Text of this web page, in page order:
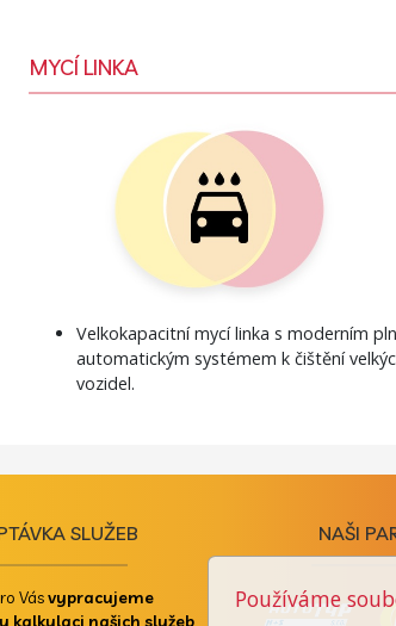
Používáme
MYCÍ LINKA
Velkokapacitní mycí linka s moderním
automatickým systémem k čištění
vozidel.
SLUŽEB
Vásvypracujeme
kalkulaci našich služeb.
NAŠI